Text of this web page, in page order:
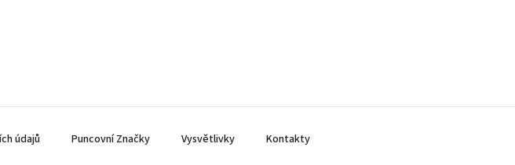
údajů Puncovní Značky Vysvětlivky Kontakty